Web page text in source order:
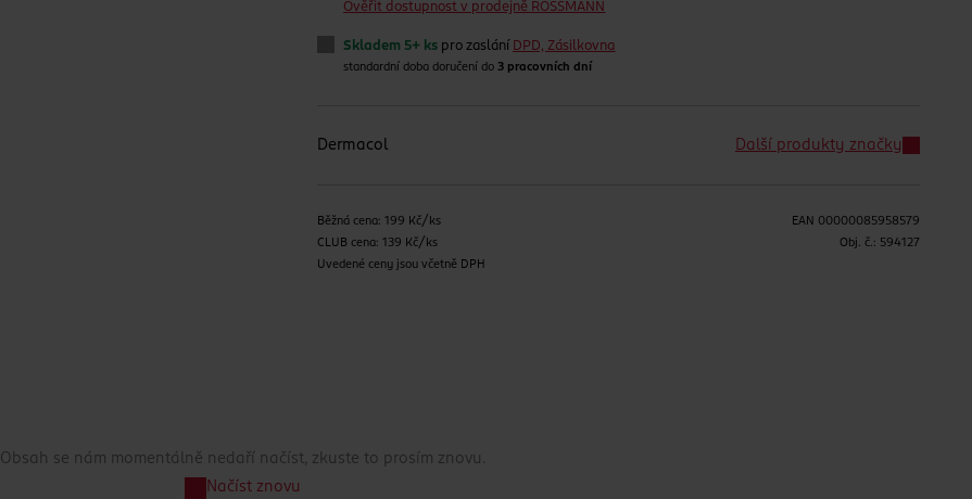
Ověřit dostupnost v prodejně ROSSMANN
Skladem 5+ ks pro zaslání DPD, Zásilkovna
standardní doba doručení do 3 pracovních dní
Dermacol Další produkty značky
Běžná cena: 199 Kč/ks
CLUB cena: 139 Kč/ks
Uvedené ceny jsou včetně DPH
EAN 00000085958579
Obj. č.: 594127
Obsah se nám momentálně nedaří načíst, zkuste to prosím znovu.
Načíst znovu